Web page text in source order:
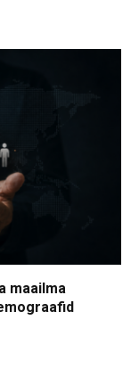
maailma